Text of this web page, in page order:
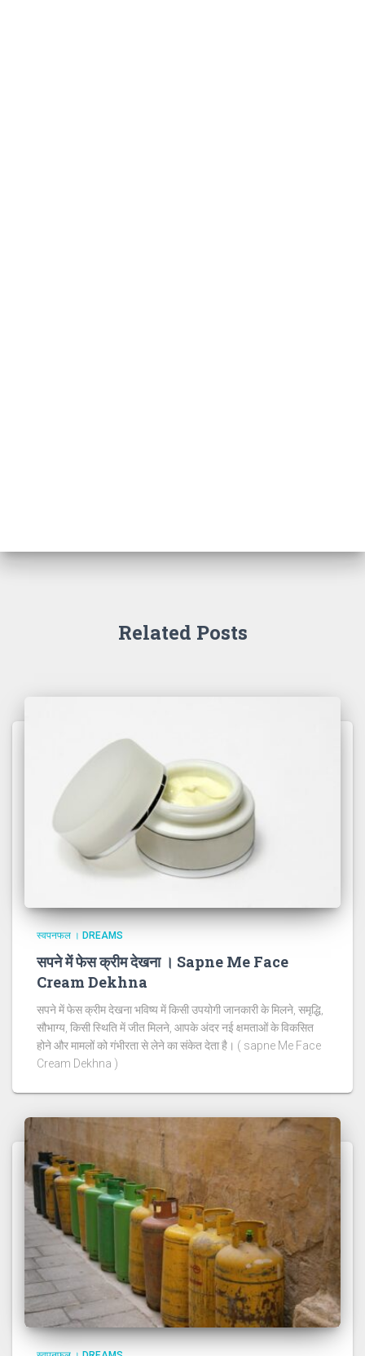
Related Posts
स्वपनफल । DREAMS
सपने में फेस क्रीम देखना । Sapne Me Face
Cream Dekhna
सपने में फेस क्रीम देखना भविष्य में किसी उपयोगी जानकारी के मिलने, समृद्धि,
सौभाग्य, किसी स्थिति में जीत मिलने, आपके अंदर नई क्षमताओं के विकसित
होने और मामलों को गंभीरता से लेने का संकेत देता है। ( sapne Me Face
Cream Dekhna )